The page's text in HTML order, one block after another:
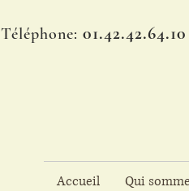
Téléphone: 01.42.42.64.10
Accueil Qui